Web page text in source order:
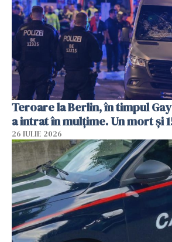
Teroare la Berlin, în timpul
a intrat în mulțime. Un mort și
26 IULIE 2026